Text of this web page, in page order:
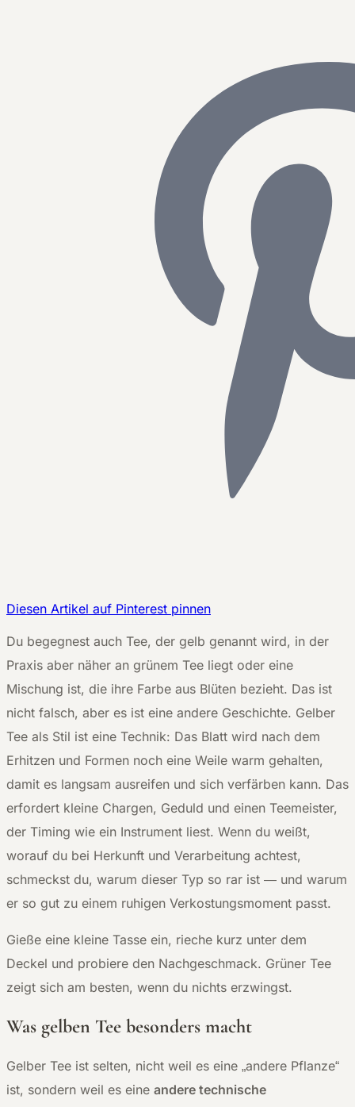
Diesen Artikel auf Pinterest pinnen
Du begegnest auch Tee, der gelb genannt wird, in der
Praxis aber näher an grünem Tee liegt oder eine
Mischung ist, die ihre Farbe aus Blüten bezieht. Das ist
nicht falsch, aber es ist eine andere Geschichte. Gelber
Tee als Stil ist eine Technik: Das Blatt wird nach dem
Erhitzen und Formen noch eine Weile warm gehalten,
damit es langsam ausreifen und sich verfärben kann. Das
erfordert kleine Chargen, Geduld und einen Teemeister,
der Timing wie ein Instrument liest. Wenn du weißt,
worauf du bei Herkunft und Verarbeitung achtest,
schmeckst du, warum dieser Typ so rar ist — und warum
er so gut zu einem ruhigen Verkostungsmoment passt.
Gieße eine kleine Tasse ein, rieche kurz unter dem
Deckel und probiere den Nachgeschmack. Grüner Tee
zeigt sich am besten, wenn du nichts erzwingst.
Was gelben Tee besonders macht
Gelber Tee ist selten, nicht weil es eine „andere Pflanze“
ist, sondern weil es eine andere technische